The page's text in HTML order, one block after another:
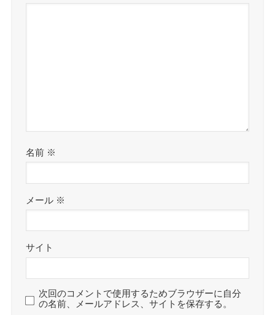
名前 ※
メール ※
サイト
次回のコメントで使用するためブラウザーに自分
の名前、メールアドレス、サイトを保存する。